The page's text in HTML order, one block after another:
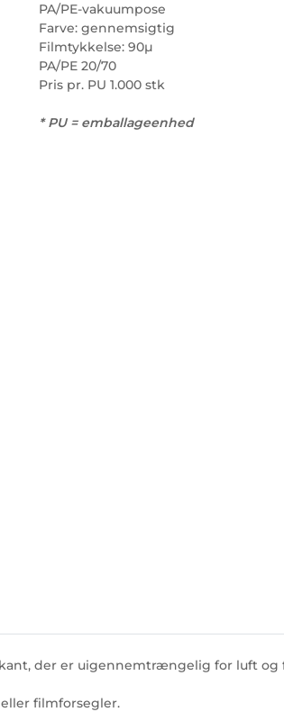
PA/PE-vakuumpose
Farve: gennemsigtig
Filmtykkelse: 90µ
PA/PE 20/70
Pris pr. PU 1.000 stk
* PU = emballageenhed
der er uigennemtrængelig for luft og
filmforsegler.